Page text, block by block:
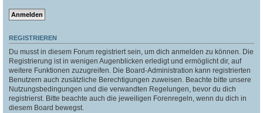
REGISTRIEREN
Du musst in diesem Forum registriert sein, um dich anmelden zu können. Die
Registrierung ist in wenigen Augenblicken erledigt und ermöglicht dir, auf
weitere Funktionen zuzugreifen. Die Board-Administration kann registrierten
Benutzern auch zusätzliche Berechtigungen zuweisen. Beachte bitte unsere
Nutzungsbedingungen und die verwandten Regelungen, bevor du dich
registrierst. Bitte beachte auch die jeweiligen Forenregeln, wenn du dich in
diesem Board bewegst.